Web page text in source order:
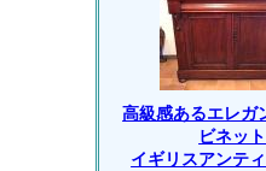
高級感あるエレガ
ビネット
イギリスアンテ